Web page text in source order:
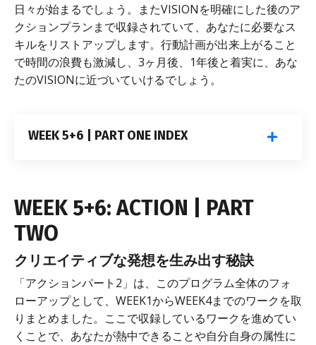
日々が始まるでしょう。またVISIONを明確にした後のア
クションプランまで収録されていて、あなたに必要なス
キルをリストアップします。行動計画が出来上がること
で時間の浪費も激減し、3ヶ月後、1年後と着実に、あな
たのVISIONに近づいていけるでしょう。
WEEK 5+6 | PART ONE INDEX
WEEK 5+6: ACTION | PART
TWO
クリエイティブな発想を生み出す秘訣
「アクションパート2」は、このプログラム全体のフォ
ローアップとして、WEEK1からWEEK4までのワークを取
りまとめました。ここで収録しているワークを進めてい
くことで、あなたが熱中できることや自分自身の属性に